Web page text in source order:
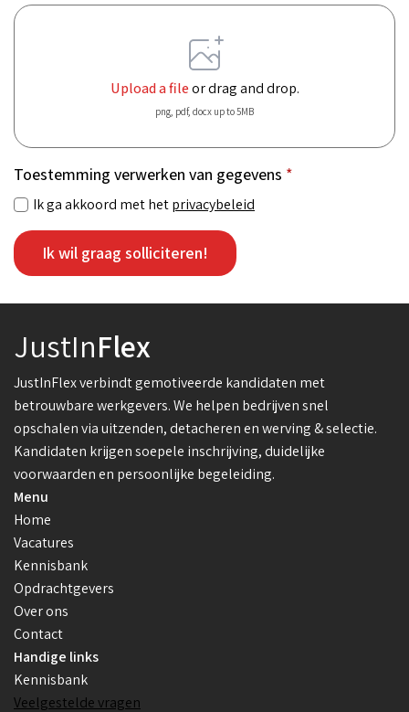
Upload a fileor drag and drop.
png, pdf, docx up to 5MB
Toestemming verwerken van gegevens *
Ik ga akkoord met hetprivacybeleid
Ik wil graag solliciteren!
JustInFlex
JustInFlex verbindt gemotiveerde kandidaten met
betrouwbare werkgevers. We helpen bedrijven snel
opschalen via uitzenden, detacheren en werving & selectie.
Kandidaten krijgen soepele inschrijving, duidelijke
voorwaarden en persoonlijke begeleiding.
Menu
Home
Vacatures
Kennisbank
Opdrachtgevers
Over ons
Contact
Handige links
Kennisbank
Veelgestelde vragen